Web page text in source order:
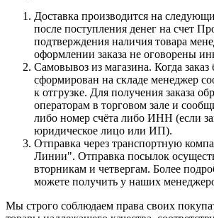
Доставка производится на
после поступления денег на счет
подтверждения наличия товара
оформлении заказа не оговорены
Самовывоз из магазина. Когда заказ
сформирован на складе менеджер
к отгрузке. Для получения заказа
операторам в торговом зале и
либо номер счёта либо ИНН (если
юридическое лицо или ИП).
Отправка через транспортную
Линии". Отправка посылок
вторникам и четвергам. Более
можете получить у наших
Мы строго соблюдаем права своих